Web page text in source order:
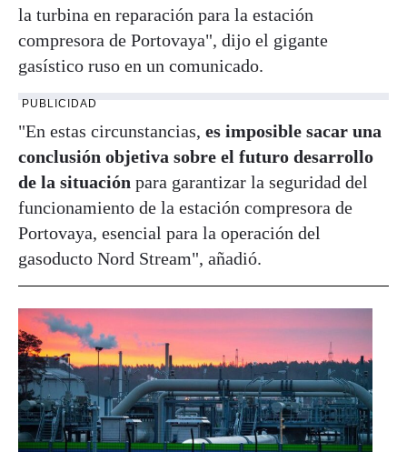
la turbina en reparación para la estación
compresora de Portovaya", dijo el gigante
gasístico ruso en un comunicado.
PUBLICIDAD
"En estas circunstancias, es imposible sacar una
conclusión objetiva sobre el futuro desarrollo
de la situación para garantizar la seguridad del
funcionamiento de la estación compresora de
Portovaya, esencial para la operación del
gasoducto Nord Stream", añadió.